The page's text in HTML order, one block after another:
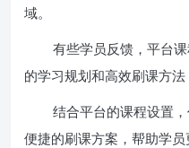
域。
有些学员反馈，平台
的学习规划和高效刷课方法
结合平台的课程设置
便捷的刷课方案，帮助学员